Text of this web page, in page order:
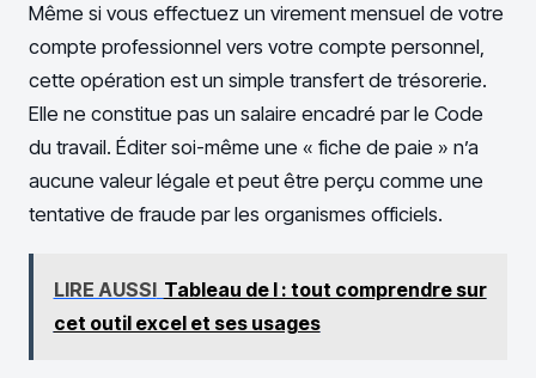
Même si vous effectuez un virement mensuel de votre
compte professionnel vers votre compte personnel,
cette opération est un simple transfert de trésorerie.
Elle ne constitue pas un salaire encadré par le Code
du travail. Éditer soi-même une « fiche de paie » n’a
aucune valeur légale et peut être perçu comme une
tentative de fraude par les organismes officiels.
LIRE AUSSI Tableau de l : tout comprendre sur
cet outil excel et ses usages